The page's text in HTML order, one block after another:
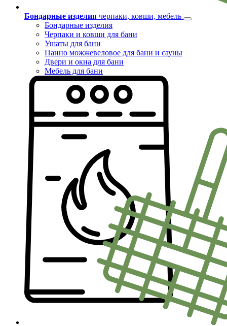
Бондарные изделия черпаки, ковши, мебель
Бондарные изделия
Черпаки и ковши для бани
Ушаты для бани
Панно можжевеловое для бани и сауны
Двери и окна для бани
Мебель для бани